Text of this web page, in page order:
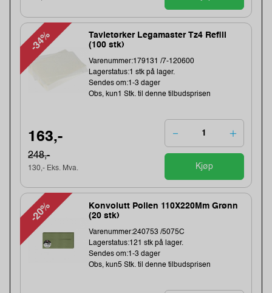
-34%
Tavletørker Legamaster Tz4 Refill
(100 stk)
Varenummer:179131 /7-120600
Lagerstatus:1 stk på lager.
Sendes om:1-3 dager
Obs, kun1 Stk. til denne tilbudsprisen
163,-
248,-
130,- Eks. Mva. Kjøp
-20%
Konvolutt Pollen 110X220Mm Grønn
(20 stk)
Varenummer:240753 /5075C
Lagerstatus:121 stk på lager.
Sendes om:1-3 dager
Obs, kun5 Stk. til denne tilbudsprisen